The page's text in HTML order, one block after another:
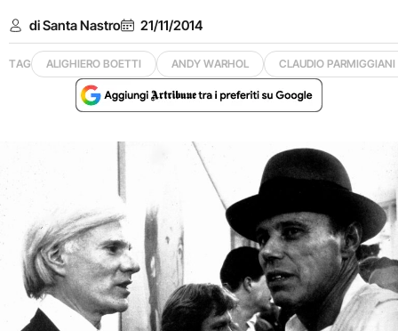
di Santa Nastro 21/11/2014
TAG ALIGHIERO BOETTI ANDY WARHOL CLAUDIO PARMIGGIANI